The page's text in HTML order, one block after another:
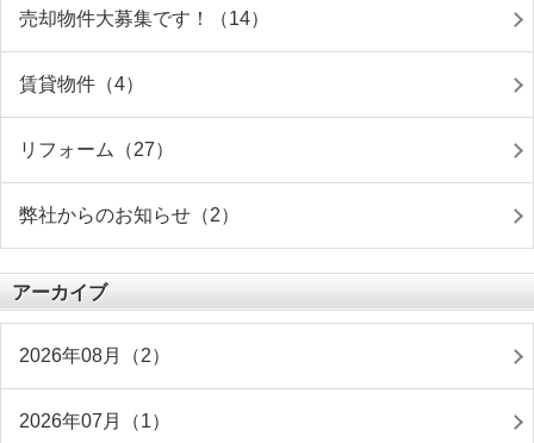
売却物件大募集です！（14）
賃貸物件（4）
リフォーム（27）
弊社からのお知らせ（2）
アーカイブ
2026年08月（2）
2026年07月（1）